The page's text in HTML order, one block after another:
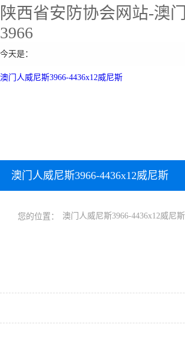
陕西省安防协会网站-澳
3966
今天是：
澳门人威尼斯3966-4436x12威尼斯
澳门人威尼斯3966-4436x12威尼斯
您的位置： 澳门人威尼斯3966-4436x12威尼斯